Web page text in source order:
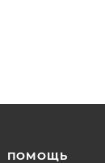
ПОМОЩЬ